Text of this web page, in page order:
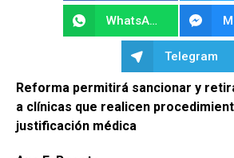
WhatsApp
Telegram
Reforma permitirá sancionar y
a clínicas que realicen
justificación médica